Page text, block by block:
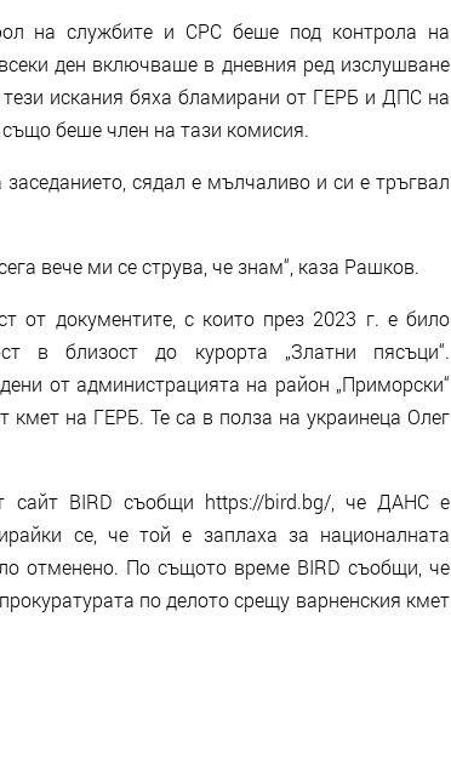
на службите и СРС беше под контрола на
ден включваше в дневния ред изслушване
искания бяха бламирани от ГЕРБ и ДПС на
също беше член на тази комисия.
сядал е мълчаливо и си е тръгвал
вече ми се струва, че знам“, каза Рашков.
от документите, с които през 2023 г. е било
в близост до курорта „Златни пясъци“.
от администрацията на район „Приморски“
на ГЕРБ. Те са в полза на украинеца Олег
сайт BIRD съобщи https://bird.bg/, че ДАНС е
се, че той е заплаха за националната
отменено. По същото време BIRD съобщи, че
по делото срещу варненския кмет